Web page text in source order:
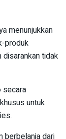
menunjukkan
produk
disarankan tidak
secara
untuk
berbelanja dari